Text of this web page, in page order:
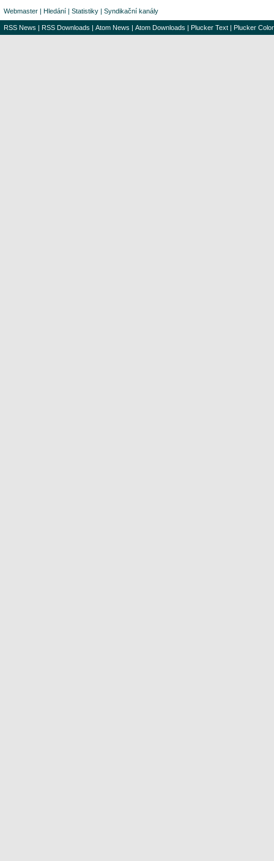
Webmaster | Hledání | Statistiky | Syndikační kanály
RSS News | RSS Downloads | Atom News | Atom Downloads | Plucker Text | Plucker Color